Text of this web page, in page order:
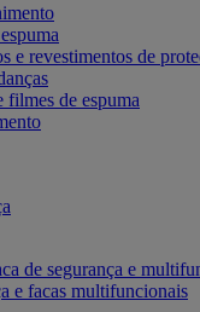
e revestimentos de
filmes de espuma
de segurança e
e facas multifuncionais